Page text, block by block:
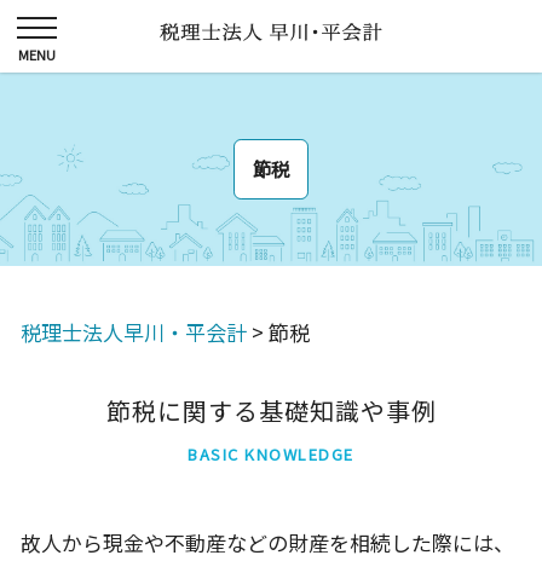
節税
税理士法人早川・平会計 > 節税
節税に関する基礎知識や事例
BASIC KNOWLEDGE
故人から現金や不動産などの財産を相続した際には、